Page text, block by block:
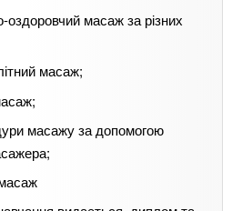
оздоровчий масаж за різних
масаж;
масажу за допомогою